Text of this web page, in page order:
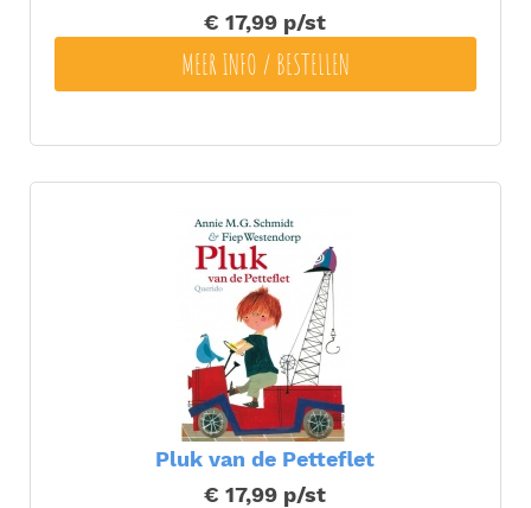
€ 17,99 p/st
MEER INFO / BESTELLEN
Pluk van de Petteflet
€ 17,99 p/st